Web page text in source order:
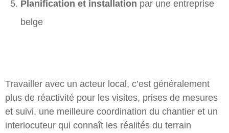
Planification et installation par une entreprise
belge
Travailler avec un acteur local, c’est généralement
plus de réactivité pour les visites, prises de mesures
et suivi, une meilleure coordination du chantier et un
interlocuteur qui connaît les réalités du terrain